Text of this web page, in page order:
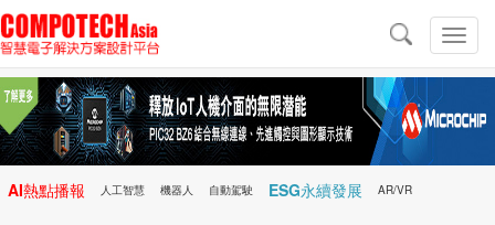
切
換
導
導
航
AI熱點播報 人工智慧 機器人 自動駕駛 ESG永續發展 AR/VR